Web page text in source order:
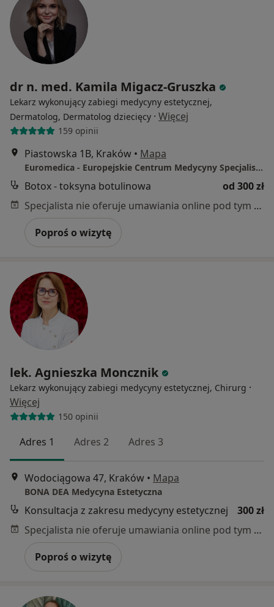
dr n. med. Kamila Migacz-Gruszka
Lekarz wykonujący zabiegi medycyny estetycznej,
Dermatolog, Dermatolog dziecięcy · Więcej
159 opinii
Piastowska 1B, Kraków • Mapa
Euromedica - Europejskie Centrum Medycyny Specjalistycznej
Botox - toksyna botulinowa
od 300 zł
Specjalista nie oferuje umawiania online pod tym adresem.
Poproś o wizytę
lek. Agnieszka Moncznik
Lekarz wykonujący zabiegi medycyny estetycznej, Chirurg ·
Więcej
150 opinii
Adres 1 Adres 2 Adres 3
Wodociągowa 47, Kraków • Mapa
BONA DEA Medycyna Estetyczna
Konsultacja z zakresu medycyny estetycznej
300 zł
Specjalista nie oferuje umawiania online pod tym adresem.
Poproś o wizytę